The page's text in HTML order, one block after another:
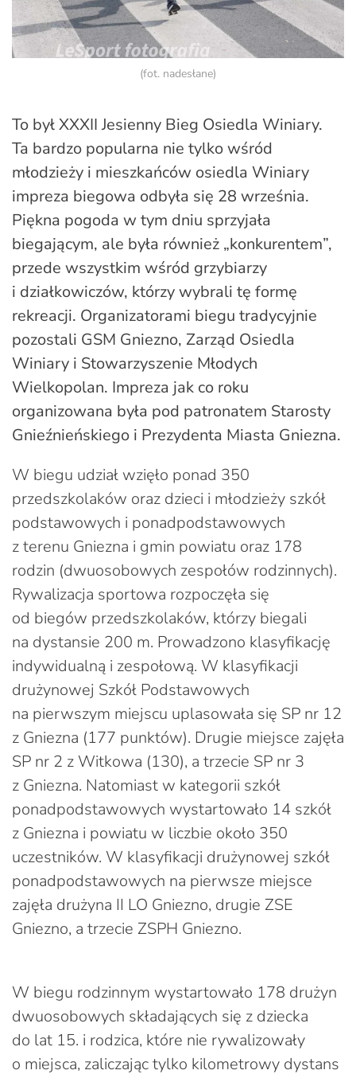
(fot. nadesłane)
To był XXXII Jesienny Bieg Osiedla Winiary.
Ta bardzo popularna nie tylko wśród
młodzieży i mieszkańców osiedla Winiary
impreza biegowa odbyła się 28 września.
Piękna pogoda w tym dniu sprzyjała
biegającym, ale była również „konkurentem”,
przede wszystkim wśród grzybiarzy
i działkowiczów, którzy wybrali tę formę
rekreacji. Organizatorami biegu tradycyjnie
pozostali GSM Gniezno, Zarząd Osiedla
Winiary i Stowarzyszenie Młodych
Wielkopolan. Impreza jak co roku
organizowana była pod patronatem Starosty
Gnieźnieńskiego i Prezydenta Miasta Gniezna.
W biegu udział wzięło ponad 350
przedszkolaków oraz dzieci i młodzieży szkół
podstawowych i ponadpodstawowych
z terenu Gniezna i gmin powiatu oraz 178
rodzin (dwuosobowych zespołów rodzinnych).
Rywalizacja sportowa rozpoczęła się
od biegów przedszkolaków, którzy biegali
na dystansie 200 m. Prowadzono klasyfikację
indywidualną i zespołową. W klasyfikacji
drużynowej Szkół Podstawowych
na pierwszym miejscu uplasowała się SP nr 12
z Gniezna (177 punktów). Drugie miejsce zajęła
SP nr 2 z Witkowa (130), a trzecie SP nr 3
z Gniezna. Natomiast w kategorii szkół
ponadpodstawowych wystartowało 14 szkół
z Gniezna i powiatu w liczbie około 350
uczestników. W klasyfikacji drużynowej szkół
ponadpodstawowych na pierwsze miejsce
zajęła drużyna II LO Gniezno, drugie ZSE
Gniezno, a trzecie ZSPH Gniezno.
W biegu rodzinnym wystartowało 178 drużyn
dwuosobowych składających się z dziecka
do lat 15. i rodzica, które nie rywalizowały
o miejsca, zaliczając tylko kilometrowy dystans